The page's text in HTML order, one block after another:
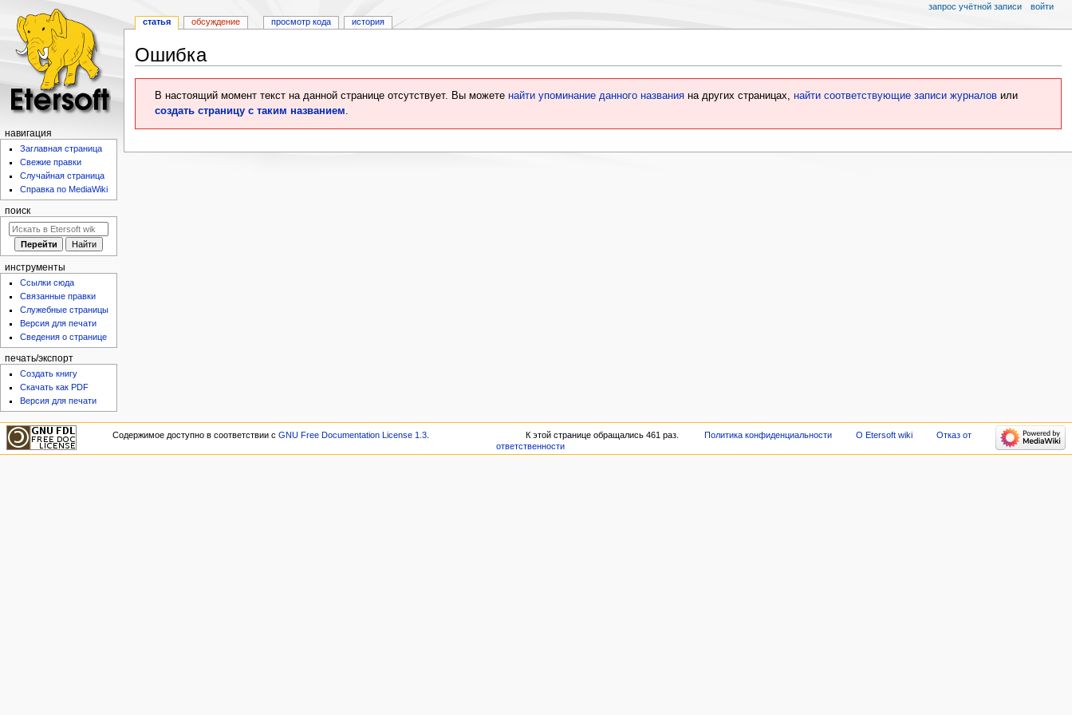
Ошибка
навигации
поиску
В настоящий момент текст на данной странице отсутствует. Вы можете найти упоминание данного названияна других страницах, найти соответствующие записи журналовили
создать страницу с таким названием
статья обсуждение просмотр кода история
запрос учётной записи войти
навигация
Заглавная страница
Свежие правки
Случайная страница
Справка по MediaWiki
поиск
инструменты
Ссылки сюда
Связанные правки
Служебные страницы
Версия для печати
Сведения о странице
печать/экспорт
Создать книгу
Скачать как PDF
Версия для печати
Содержимое доступно в соответствии сGNU Free Documentation License 1.3 К этой странице обращались 461 раз. Политика конфиденциальности О Etersoft wiki
Отказ от
ответственности